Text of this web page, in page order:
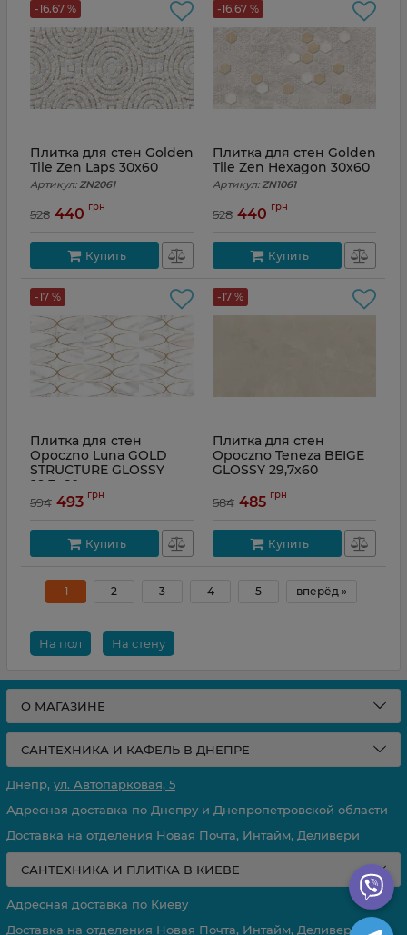
-16.67 %
Плитка для стен Golden
Tile Zen Laps 30x60
Артикул: ZN2061
528 440 грн
Купить
-16.67 %
Плитка для стен Golden
Tile Zen Hexagon 30x60
Артикул: ZN1061
528 440 грн
Купить
-17 %
Плитка для стен
Opoczno Luna GOLD
STRUCTURE GLOSSY
29,7х60
Артикул: 367103
594 493 грн
Купить
-17 %
Плитка для стен
Opoczno Teneza BEIGE
GLOSSY 29,7х60
584 485 грн
Купить
1 2 3 4 5 вперёд »
На пол На стену
О МАГАЗИНЕ
САНТЕХНИКА И КАФЕЛЬ В ДНЕПРЕ
Днепр, ул. Автопарковая, 5
Адресная доставка по Днепру и Днепропетровской области
Доставка на отделения Новая Почта, Интайм, Деливери
САНТЕХНИКА И ПЛИТКА В КИЕВЕ
Адресная доставка по Киеву
Доставка на отделения Новая Почта, Интайм, Деливери